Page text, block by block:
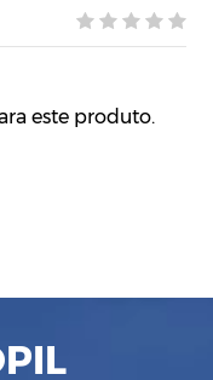
este produto.